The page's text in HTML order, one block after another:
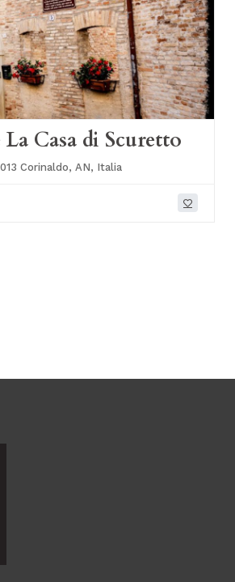
Casa di Scuretto
Corinaldo, AN, Italia